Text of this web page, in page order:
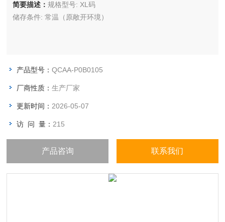
简要描述：规格型号: XL码
储存条件: 常温（原敞开环境）
产品型号：QCAA-P0B0105
厂商性质：生产厂家
更新时间： 2026-05-07
访 问 量： 215
产品咨询 联系我们